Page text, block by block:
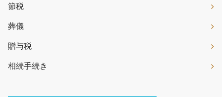
節税
葬儀
贈与税
相続手続き